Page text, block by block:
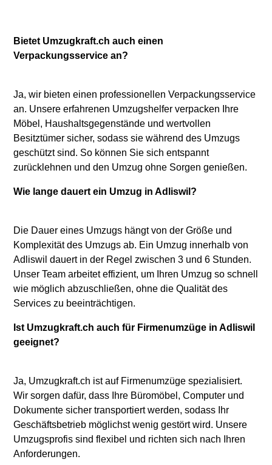
Bietet Umzugkraft.ch auch einen
Verpackungsservice an?
Ja, wir bieten einen professionellen Verpackungsservice
an. Unsere erfahrenen Umzugshelfer verpacken Ihre
Möbel, Haushaltsgegenstände und wertvollen
Besitztümer sicher, sodass sie während des Umzugs
geschützt sind. So können Sie sich entspannt
zurücklehnen und den Umzug ohne Sorgen genießen.
Wie lange dauert ein Umzug in Adliswil?
Die Dauer eines Umzugs hängt von der Größe und
Komplexität des Umzugs ab. Ein Umzug innerhalb von
Adliswil dauert in der Regel zwischen 3 und 6 Stunden.
Unser Team arbeitet effizient, um Ihren Umzug so schnell
wie möglich abzuschließen, ohne die Qualität des
Services zu beeinträchtigen.
Ist Umzugkraft.ch auch für Firmenumzüge in Adliswil
geeignet?
Ja, Umzugkraft.ch ist auf Firmenumzüge spezialisiert.
Wir sorgen dafür, dass Ihre Büromöbel, Computer und
Dokumente sicher transportiert werden, sodass Ihr
Geschäftsbetrieb möglichst wenig gestört wird. Unsere
Umzugsprofis sind flexibel und richten sich nach Ihren
Anforderungen.